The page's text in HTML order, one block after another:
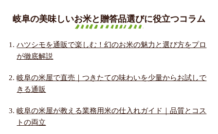
岐阜の美味しいお米と贈答品選びに役立つコラム
ハツシモを通販で楽しむ！幻のお米の魅力と選び方をプロ
が徹底解説
岐阜の米屋で直売｜つきたての味わいを少量からお試しで
きる通販
岐阜の米屋が教える業務用米の仕入れガイド｜品質とコス
トの両立